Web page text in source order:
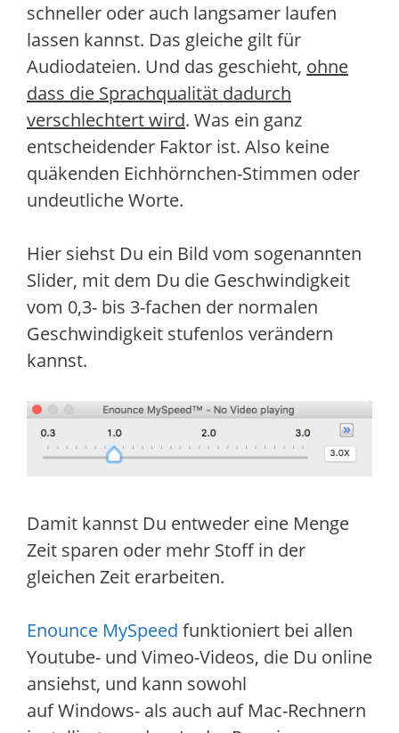
schneller oder auch langsamer laufen
lassen kannst. Das gleiche gilt für
Audiodateien. Und das geschieht, ohne
dass die Sprachqualität dadurch
verschlechtert wird. Was ein ganz
entscheidender Faktor ist. Also keine
quäkenden Eichhörnchen-Stimmen oder
undeutliche Worte.
Hier siehst Du ein Bild vom sogenannten
Slider, mit dem Du die Geschwindigkeit
vom 0,3- bis 3-fachen der normalen
Geschwindigkeit stufenlos verändern
kannst.
Damit kannst Du entweder eine Menge
Zeit sparen oder mehr Stoff in der
gleichen Zeit erarbeiten.
Enounce MySpeed funktioniert bei allen
Youtube- und Vimeo-Videos, die Du online
ansiehst, und kann sowohl
auf Windows- als auch auf Mac-Rechnern